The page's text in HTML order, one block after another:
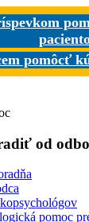
pomôcť
od
pomoc